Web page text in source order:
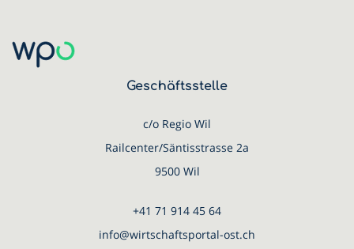
Geschäftsstelle
c/o Regio Wil
Railcenter/Säntisstrasse 2a
9500 Wil
+41 71 914 45 64
info@wirtschaftsportal-ost.ch